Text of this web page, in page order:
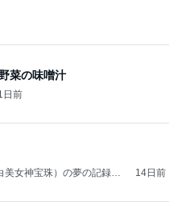
菜の味噌汁
日前
美女神宝珠）の夢の記録
14日前